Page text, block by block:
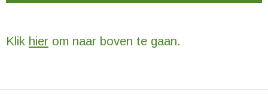
Klik hier om naar boven te gaan.